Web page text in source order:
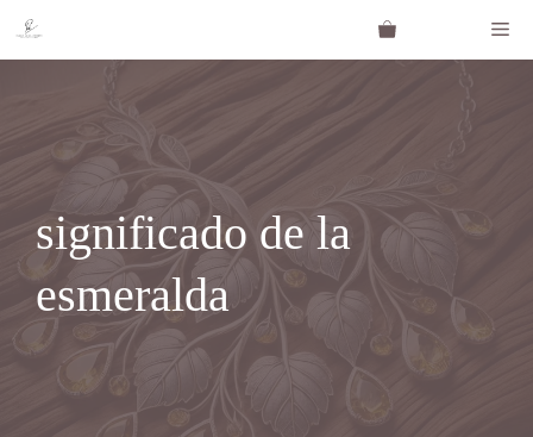
contenido
significado de la
esmeralda